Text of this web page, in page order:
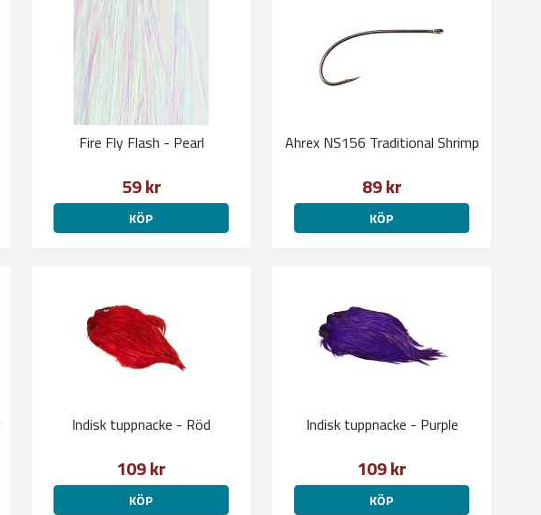
Fire Fly Flash - Pearl
59 kr
KÖP
Ahrex NS156 Traditional Shrimp
89 kr
KÖP
Indisk tuppnacke - Röd
109 kr
KÖP
Indisk tuppnacke - Purple
109 kr
KÖP